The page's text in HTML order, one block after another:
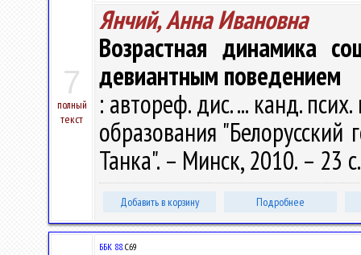
7
полный
текст
Янчий, Анна Ивановна
Возрастная динамика
девиантным поведением
: автореф. дис. ... канд.
образования
Танка". – Минск, 2010. – 23
Добавить в корзину Подробнее
ББК 88.С69